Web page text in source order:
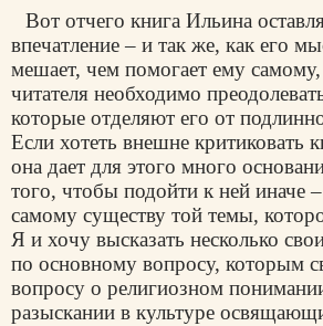
Вот отчего книга Ильина
впечатление – и так же, как его
мешает, чем помогает ему
читателя необходимо
которые отделяют его от
Если хотеть внешне критиковать
она дает для этого много
того, чтобы подойти к ней иначе
самому существу той темы,
Я и хочу высказать несколько
по основному вопросу, которым
вопросу о религиозном
разыскании в культуре